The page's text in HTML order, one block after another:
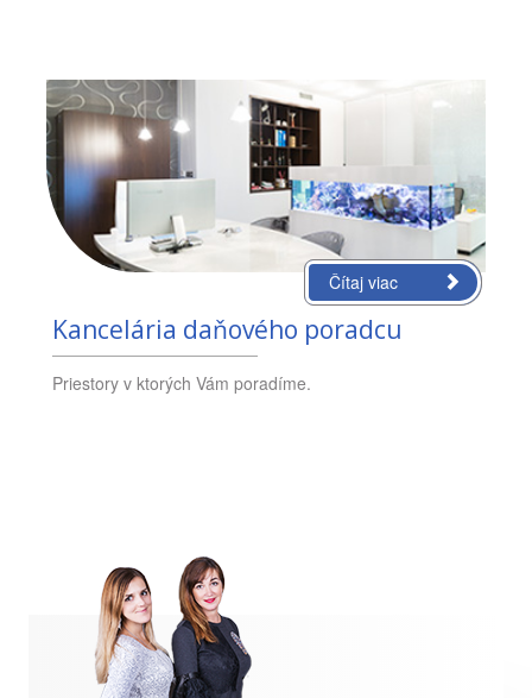
Čítaj viac
Kancelária daňového poradcu
Priestory v ktorých Vám poradíme.